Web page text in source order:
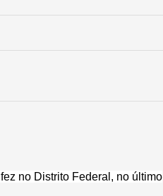
no Distrito Federal, no último